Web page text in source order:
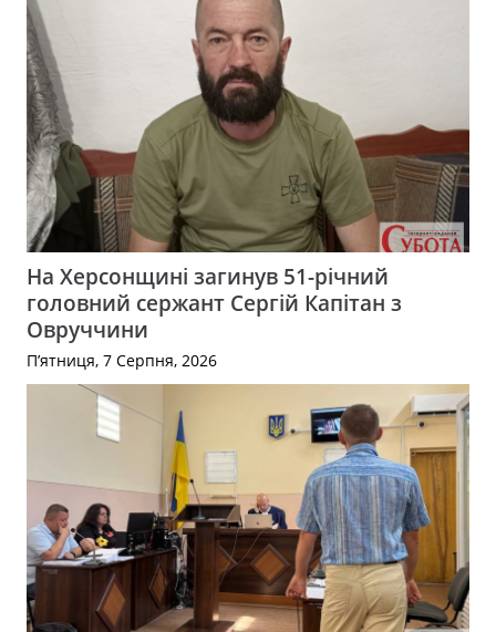
На Херсонщині загинув 51-річний
головний сержант Сергій Капітан з
Овруччини
П’ятниця, 7 Серпня, 2026